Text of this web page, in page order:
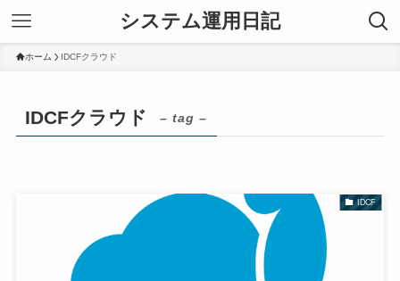
システム運用日記
ホーム IDCFクラウド
IDCFクラウド – tag –
IDCF